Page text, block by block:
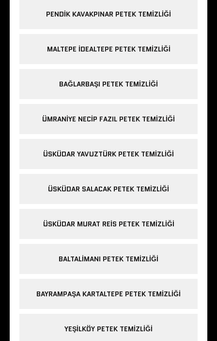
PENDIK KAVAKPINAR PETEK TEMIZLIĞI
MALTEPE IDEALTEPE PETEK TEMIZLIĞI
BAĞLARBAŞI PETEK TEMIZLIĞI
ÜMRANIYE NECIP FAZIL PETEK TEMIZLIĞI
ÜSKÜDAR YAVUZTÜRK PETEK TEMIZLIĞI
ÜSKÜDAR SALACAK PETEK TEMIZLIĞI
ÜSKÜDAR MURAT REIS PETEK TEMIZLIĞI
BALTALIMANI PETEK TEMIZLIĞI
BAYRAMPAŞA KARTALTEPE PETEK TEMIZLIĞI
YEŞILKÖY PETEK TEMIZLIĞI